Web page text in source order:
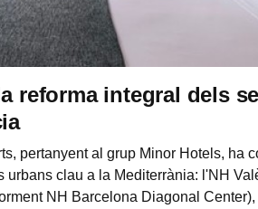
reforma integral dels
pertanyent al grup Minor Hotels, ha
clau a la Mediterrània: l'NH
NH Barcelona Diagonal